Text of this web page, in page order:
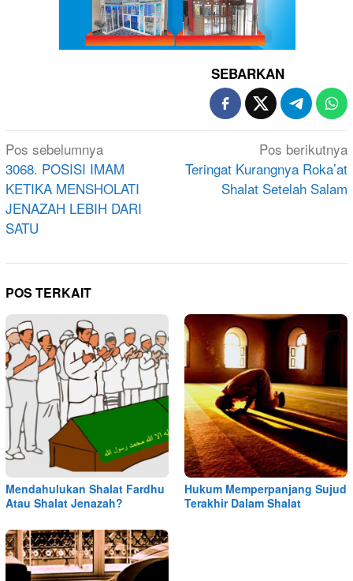
SEBARKAN
Navigasi
pos
Pos sebelumnya
3068. POSISI IMAM
KETIKA MENSHOLATI
JENAZAH LEBIH DARI
SATU
Pos berikutnya
Teringat Kurangnya Roka’at
Shalat Setelah Salam
POS TERKAIT
Mendahulukan Shalat Fardhu
Atau Shalat Jenazah?
Hukum Memperpanjang Sujud
Terakhir Dalam Shalat